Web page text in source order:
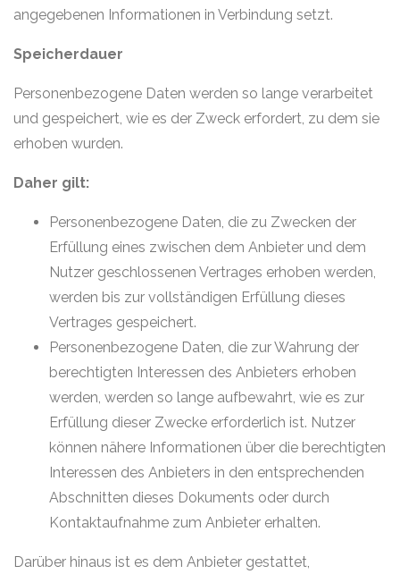
angegebenen Informationen in Verbindung setzt.
Speicherdauer
Personenbezogene Daten werden so lange verarbeitet
und gespeichert, wie es der Zweck erfordert, zu dem sie
erhoben wurden.
Daher gilt:
Personenbezogene Daten, die zu Zwecken der
Erfüllung eines zwischen dem Anbieter und dem
Nutzer geschlossenen Vertrages erhoben werden,
werden bis zur vollständigen Erfüllung dieses
Vertrages gespeichert.
Personenbezogene Daten, die zur Wahrung der
berechtigten Interessen des Anbieters erhoben
werden, werden so lange aufbewahrt, wie es zur
Erfüllung dieser Zwecke erforderlich ist. Nutzer
können nähere Informationen über die berechtigten
Interessen des Anbieters in den entsprechenden
Abschnitten dieses Dokuments oder durch
Kontaktaufnahme zum Anbieter erhalten.
Darüber hinaus ist es dem Anbieter gestattet,